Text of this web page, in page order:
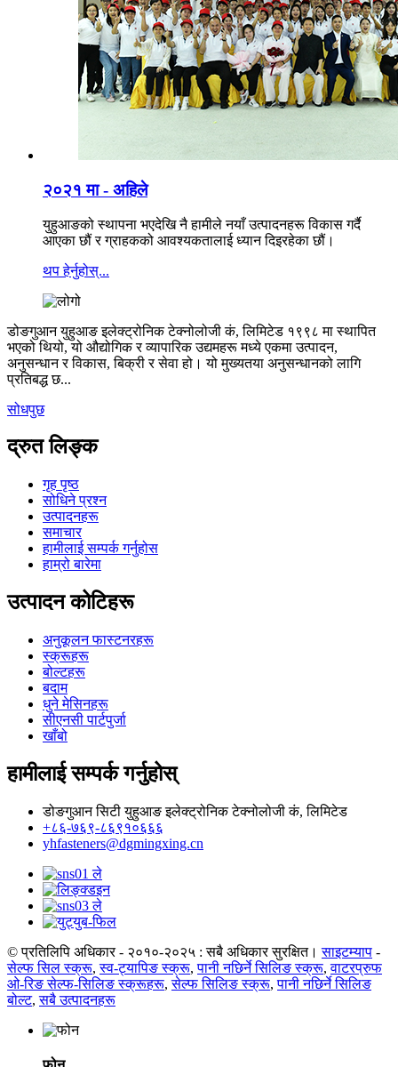
२०२१ मा - अहिले
युहुआङको स्थापना भएदेखि नै हामीले नयाँ उत्पादनहरू विकास गर्दै
आएका छौं र ग्राहकको आवश्यकतालाई ध्यान दिइरहेका छौं।
थप हेर्नुहोस्...
डोङगुआन युहुआङ इलेक्ट्रोनिक टेक्नोलोजी कं, लिमिटेड १९९८ मा स्थापित
भएको थियो, यो औद्योगिक र व्यापारिक उद्यमहरू मध्ये एकमा उत्पादन,
अनुसन्धान र विकास, बिक्री र सेवा हो। यो मुख्यतया अनुसन्धानको लागि
प्रतिबद्ध छ...
सोधपुछ
द्रुत लिङ्क
गृह पृष्ठ
सोधिने प्रश्न
उत्पादनहरू
समाचार
हामीलाई सम्पर्क गर्नुहोस
हाम्रो बारेमा
उत्पादन कोटिहरू
अनुकूलन फास्टनरहरू
स्क्रूहरू
बोल्टहरू
बदाम
धुने मेसिनहरू
सीएनसी पार्टपुर्जा
खाँबो
हामीलाई सम्पर्क गर्नुहोस्
डोङगुआन सिटी युहुआङ इलेक्ट्रोनिक टेक्नोलोजी कं, लिमिटेड
+८६-७६९-८६९१०६६६
yhfasteners@dgmingxing.cn
© प्रतिलिपि अधिकार - २०१०-२०२५ : सबै अधिकार सुरक्षित। साइटम्याप -
सेल्फ सिल स्क्रू,स्व-ट्यापिङ स्क्रू,पानी नछिर्ने सिलिङ स्क्रू,वाटरप्रुफ
ओ-रिङ सेल्फ-सिलिङ स्क्रूहरू,सेल्फ सिलिङ स्क्रू,पानी नछिर्ने सिलिङ
बोल्ट,सबै उत्पादनहरू